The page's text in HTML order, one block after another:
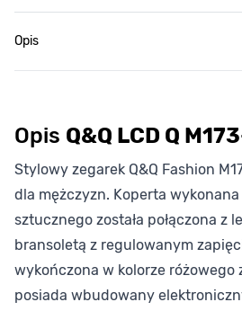
Opis
Opis Q&Q LCD Q
Stylowy zegarek Q&Q Fashion
dla mężczyzn. Koperta
sztucznego została połączona z
bransoletą z regulowanym
wykończona w kolorze różowego
posiada wbudowany